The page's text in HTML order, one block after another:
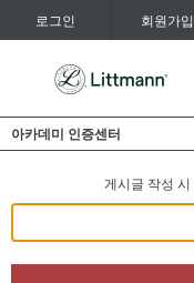
로그인 회원가입
아카데미 인증센터
게시글 작성